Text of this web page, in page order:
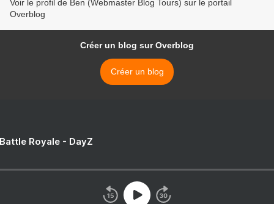
Voir le profil de Ben (Webmaster Blog Tours) sur le portail
Overblog
Créer un blog sur Overblog
Créer un blog
Royale - DayZ